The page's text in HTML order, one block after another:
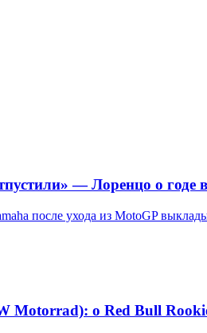
— Лоренцо о годе
после ухода из MotoGP
о Red Bull